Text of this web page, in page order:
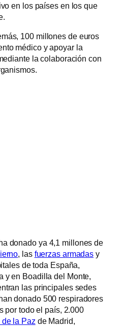
en los países en los que
100 millones de euros
médico y apoyar la
la colaboración con
donado ya 4,1 millones de
, las fuerzas armadas y
de toda España,
y en Boadilla del Monte,
las principales sedes
donado 500 respiradores
por todo el país, 2.000
de la Paz de Madrid,